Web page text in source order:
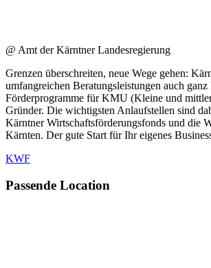
@ Amt der Kärntner Landesregierung
Grenzen überschreiten, neue Wege gehen:
umfangreichen Beratungsleistungen auch ganz
Förderprogramme für KMU (Kleine und
Gründer. Die wichtigsten Anlaufstellen sind
Kärntner Wirtschaftsförderungsfonds und die
Kärnten. Der gute Start für Ihr eigenes
KWF
Passende Location